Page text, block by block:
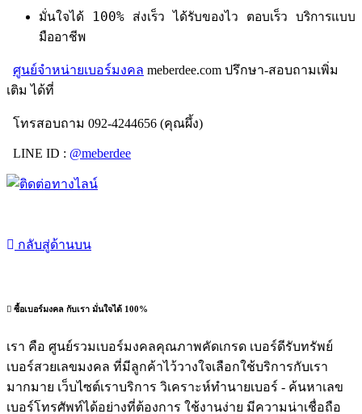
มั่นใจได้ 100% ส่งเร็ว ได้รับของไว ตอบเร็ว บริการแบบ
มืออาชีพ
ศูนย์จำหน่ายเบอร์มงคล meberdee.com ปรึกษา-สอบถามเพิ่ม
เติม ได้ที่
โทรสอบถาม 092-4244656 (คุณผึ้ง)
LINE ID : @meberdee
กลับสู่ด้านบน
ซื้อเบอร์มงคล กับเรา มั่นใจได้ 100%
เรา คือ ศูนย์รวมเบอร์มงคลคุณภาพคัดเกรด เบอร์ดีรับทรัพย์
เบอร์สวยเลขมงคล ที่มีลูกค้าไว้วางใจเลือกใช้บริการกับเรา
มากมาย เว็บไซต์เราบริการ วิเคราะห์ทำนายเบอร์ - ค้นหาเลข
เบอร์โทรศัพท์ได้อย่างที่ต้องการ ใช้งานง่าย มีความน่าเชื่อถือ